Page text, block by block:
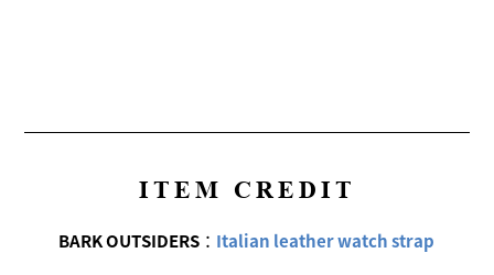
ITEM CREDIT
BARK OUTSIDERS ： Italian leather watch strap